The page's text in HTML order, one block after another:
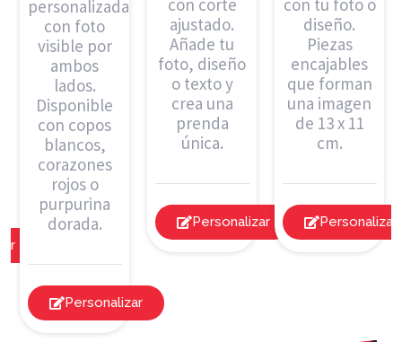
personalizada
con foto
visible por
ambos
lados.
Disponible
con copos
blancos,
corazones
rojos o
purpurina
dorada.
Personalizar
con corte
ajustado.
Añade tu
foto, diseño
o texto y
crea una
prenda
única.
Personalizar
con tu foto o
diseño.
Piezas
encajables
que forman
una imagen
de 13 x 11
cm.
Personalizar